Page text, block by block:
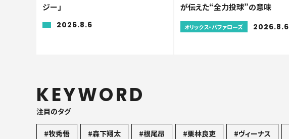
ジー」
2026.8.6
が伝えた“全力投球”の意味
オリックス・バファローズ 2026.8.6
KEYWORD
注目のタグ
#牧秀悟 #森下翔太 #根尾昂 #栗林良吏 #ヴィーナス